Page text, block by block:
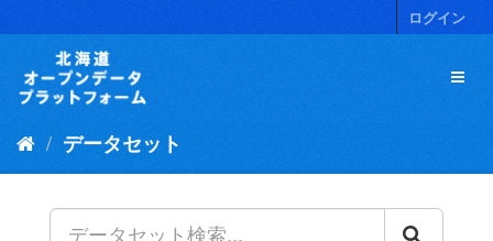
キ
ログイン
データセット